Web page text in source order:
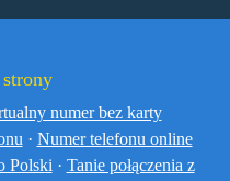
numer bez karty
· Numer telefonu online
Polski · Tanie połączenia z